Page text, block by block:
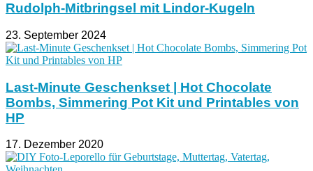
Rudolph-Mitbringsel mit Lindor-Kugeln
23. September 2024
Last-Minute Geschenkset | Hot Chocolate
Bombs, Simmering Pot Kit und Printables von
HP
17. Dezember 2020